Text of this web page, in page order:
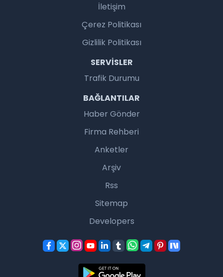
İletişim
Çerez Politikası
Gizlilik Politikası
SERVISLER
Trafik Durumu
BAĞLANTILAR
Haber Gönder
Firma Rehberi
Anketler
Arşiv
Rss
Sitemap
Developers